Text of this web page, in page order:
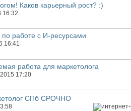
Каков карьерный рост? :)
16:32
работе с И-ресурсами
16:41
работа для маркетолога
17:20
СПб СРОЧНО